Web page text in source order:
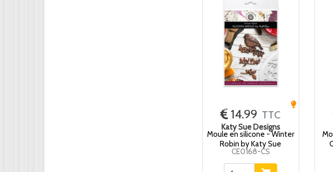
14.99 TTC
Katy Sue Designs
Moule en silicone - Winter
Robin by Katy Sue
CE0168-CS